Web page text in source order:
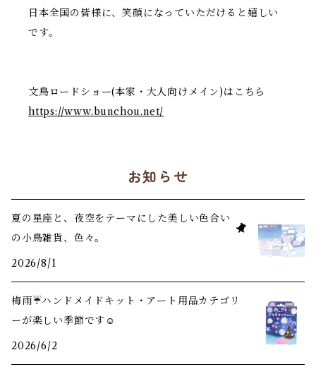
日本全国の皆様に、笑顔になっていただけると嬉しい
です。
文鳥ロードショー(本家・大人向けメイン)はこちら
https://www.bunchou.net/
お知らせ
夏の星座と、夜空をテーマにした美しい色合い
の小鳥雑貨、色々。
2026/8/1
梅雨☔️ハンドメイドキット・アート用品カテゴリ
ーが楽しい季節です☺️
2026/6/2